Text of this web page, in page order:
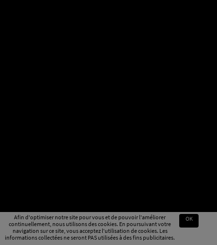
Afin d'optimiser notre site pour vous et de pouvoir l'améliorer
continuellement, nous utilisons des cookies. En poursuivant votre
navigation sur ce site, vous acceptez l'utilisation de cookies. Les
informations collectées ne seront PAS utilisées à des fins publicitaires.
OK